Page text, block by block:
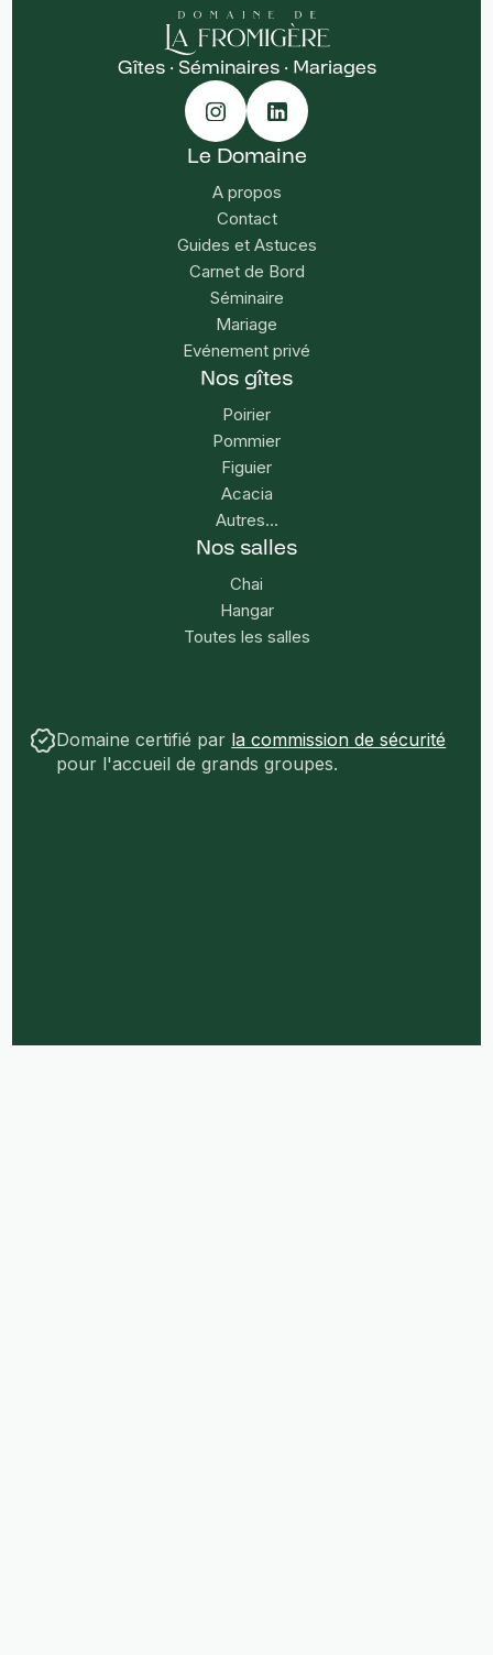
Gîtes · Séminaires · Mariages
Le Domaine
A propos
Contact
Guides et Astuces
Carnet de Bord
Séminaire
Mariage
Evénement privé
Nos gîtes
Poirier
Pommier
Figuier
Acacia
Autres...
Nos salles
Chai
Hangar
Toutes les salles
Domaine certifié par la commission de sécurité
pour l'accueil de grands groupes.